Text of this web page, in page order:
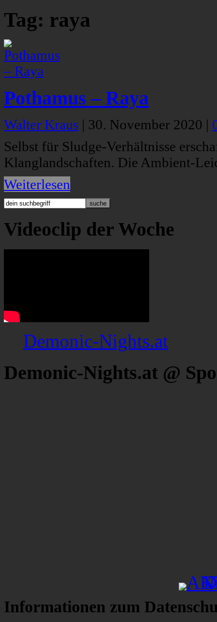
Tag: raya
Pothamus – Raya
Walter Kraus | 30. November 2020 |
Selbst für Sludge-Verhältnisse
Klanglandschaften. Die Ambient-
Weiterlesen
Videoclip der Woche
Demonic-Nights.at
Demonic-Nights.at @
Informationen zum